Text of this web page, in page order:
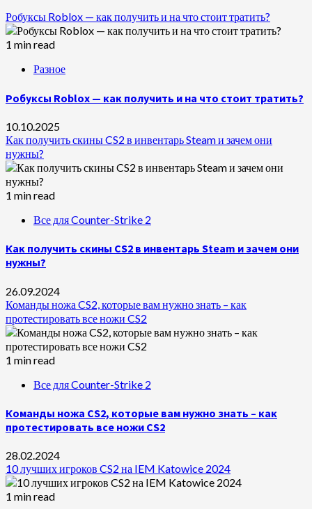
Робуксы Roblox — как получить и на что стоит тратить?
1 min read
Разное
Робуксы Roblox — как получить и на что стоит тратить?
10.10.2025
Как получить скины CS2 в инвентарь Steam и зачем они
нужны?
1 min read
Все для Counter-Strike 2
Как получить скины CS2 в инвентарь Steam и зачем они
нужны?
26.09.2024
Команды ножа CS2, которые вам нужно знать – как
протестировать все ножи CS2
1 min read
Все для Counter-Strike 2
Команды ножа CS2, которые вам нужно знать – как
протестировать все ножи CS2
28.02.2024
10 лучших игроков CS2 на IEM Katowice 2024
1 min read